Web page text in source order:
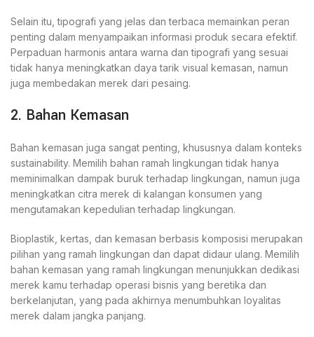
Selain itu, tipografi yang jelas dan terbaca memainkan peran
penting dalam menyampaikan informasi produk secara efektif.
Perpaduan harmonis antara warna dan tipografi yang sesuai
tidak hanya meningkatkan daya tarik visual kemasan, namun
juga membedakan merek dari pesaing.
2. Bahan Kemasan
Bahan kemasan juga sangat penting, khususnya dalam konteks
sustainability. Memilih bahan ramah lingkungan tidak hanya
meminimalkan dampak buruk terhadap lingkungan, namun juga
meningkatkan citra merek di kalangan konsumen yang
mengutamakan kepedulian terhadap lingkungan.
Bioplastik, kertas, dan kemasan berbasis komposisi merupakan
pilihan yang ramah lingkungan dan dapat didaur ulang. Memilih
bahan kemasan yang ramah lingkungan menunjukkan dedikasi
merek kamu terhadap operasi bisnis yang beretika dan
berkelanjutan, yang pada akhirnya menumbuhkan loyalitas
merek dalam jangka panjang.